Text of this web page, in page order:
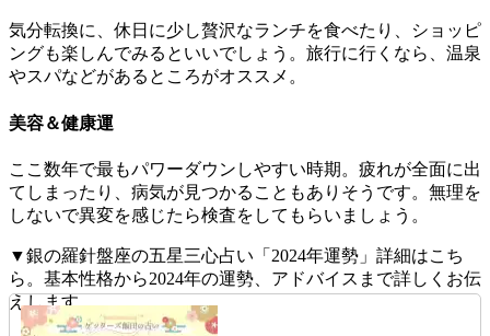
気分転換に、休日に少し贅沢なランチを食べたり、ショッピ
ングも楽しんでみるといいでしょう。旅行に行くなら、温泉
やスパなどがあるところがオススメ。
美容＆健康運
ここ数年で最もパワーダウンしやすい時期。疲れが全面に出
てしまったり、病気が見つかることもありそうです。無理を
しないで異変を感じたら検査をしてもらいましょう。
▼銀の羅針盤座の五星三心占い「2024年運勢」詳細はこち
ら。基本性格から2024年の運勢、アドバイスまで詳しくお伝
えします。